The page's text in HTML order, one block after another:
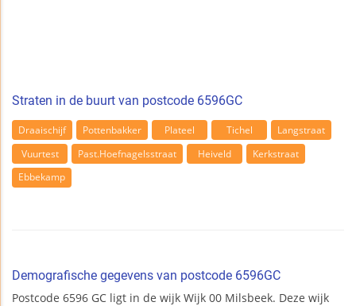
Straten in de buurt van postcode 6596GC
Draaischijf Pottenbakker Plateel Tichel
Langstraat
Vuurtest
Past.Hoefnagelsstraat Heiveld
Kerkstraat
Ebbekamp
Demografische gegevens van postcode 6596GC
Postcode 6596 GC ligt in de wijk Wijk 00 Milsbeek. Deze wijk